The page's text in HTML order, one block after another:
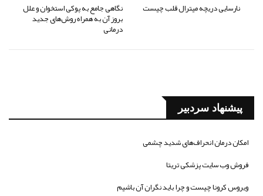
نارسایی دریچه میترال قلب چیست نگاهی جامع به پوکی استخوان و علل
بروز آن به همراه روش‌های جدید
درمانی
پیشنهاد سردبیر
امکان درمان انحراف‌های شدید چشمی
فروش وب سایت پزشکی تریتا
ویروس کرونا چیست و چرا باید نگران آن باشیم